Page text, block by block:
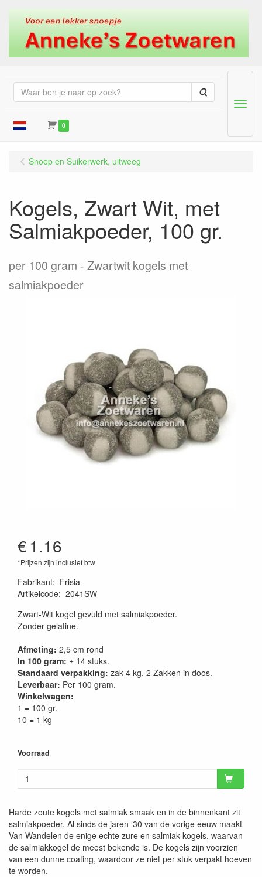
Zoeken
0
Menu
Snoep en Suikerwerk, uitweeg
Kogels, Zwart Wit, met
Salmiakpoeder, 100 gr.
per 100 gram
Zwartwit kogels met
salmiakpoeder
€1.16
*Prijzen zijn inclusief btw
Fabrikant: Frisia
Artikelcode: 2041SW
Zwart-Wit kogel gevuld met salmiakpoeder.
Zonder gelatine.
Afmeting: 2,5 cm rond
In 100 gram: ± 14 stuks.
Standaard verpakking: zak 4 kg. 2 Zakken in doos.
Leverbaar: Per 100 gram.
Winkelwagen:
1 = 100 gr.
10 = 1 kg
Voorraad
Harde zoute kogels met salmiak smaak en in de binnenkant zit
salmiakpoeder. Al sinds de jaren ’30 van de vorige eeuw maakt
Van Wandelen de enige echte zure en salmiak kogels, waarvan
de salmiakkogel de meest bekende is. De kogels zijn voorzien
van een dunne coating, waardoor ze niet per stuk verpakt hoeven
te worden.